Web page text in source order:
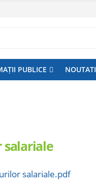
PUBLICE NOUTATI
salariale.pdf